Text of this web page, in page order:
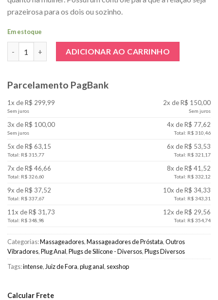
prazeirosa para os dois ou sozinho.
Em estoque
ADICIONAR AO CARRINHO
Parcelamento PagBank
1x de R$ 299,99
Sem juros
2x de R$ 150,00
Sem juros
3x de R$ 100,00
Sem juros
4x de R$ 77,62
Total: R$ 310,46
5x de R$ 63,15
Total: R$ 315,77
6x de R$ 53,53
Total: R$ 321,17
7x de R$ 46,66
Total: R$ 326,60
8x de R$ 41,52
Total: R$ 332,12
9x de R$ 37,52
Total: R$ 337,67
10x de R$ 34,33
Total: R$ 343,31
11x de R$ 31,73
Total: R$ 348,98
12x de R$ 29,56
Total: R$ 354,74
Categorias:Massageadores,Massageadores de Próstata,Outros
Vibradores,Plug Anal,Plugs de Silicone - Diversos,Plugs Diversos
Tags:intense, Juiz de Fora,plug anal, sexshop
Calcular Frete